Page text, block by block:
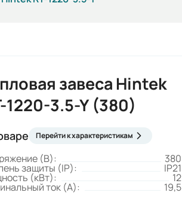
завеса Hintek
1220-3.5-Y (380)
Перейти к характеристикам
(В): 380
защиты (IP): IP21
(кВт): 12
ток (А): 19,5